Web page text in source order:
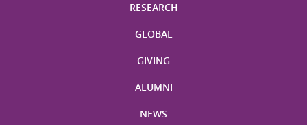
RESEARCH
GLOBAL
GIVING
ALUMNI
NEWS